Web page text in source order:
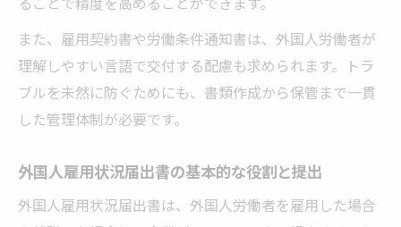
外国人雇用における行政手続き期限管理の
実践
また、雇用契約書や労働条件通知書は、外国人労働者が
理解しやすい言語で交付する配慮も求められます。トラ
ブルを未然に防ぐためにも、書類作成から保管まで一貫
した管理体制が必要です。
外国人雇用状況届出書の基本的な役割と提出
外国人雇用状況届出書は、外国人労働者を雇用した場合